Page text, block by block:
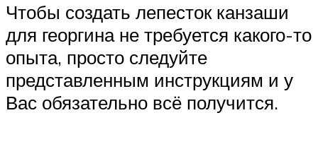
Чтобы создать лепесток канзаши
для георгина не требуется какого-то
опыта, просто следуйте
представленным инструкциям и у
Вас обязательно всё получится.